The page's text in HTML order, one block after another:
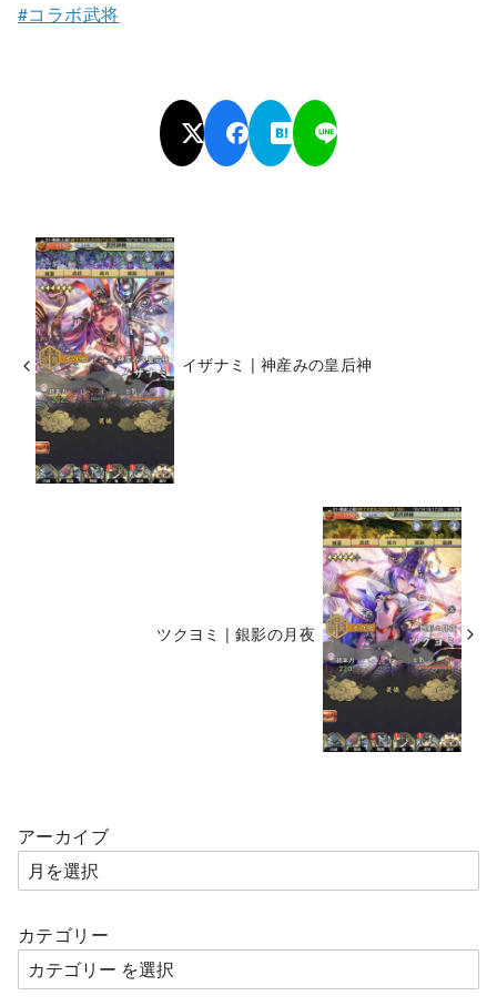
#コラボ武将
イザナミ | 神産みの皇后神
ツクヨミ | 銀影の月夜
アーカイブ
カテゴリー